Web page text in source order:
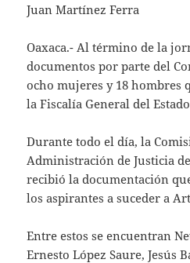
Juan Martínez Ferra
Oaxaca.- Al término de la
documentos por parte del
ocho mujeres y 18 hombres
la Fiscalía General del
Durante todo el día, la
Administración de Justicia
recibió la documentación
los aspirantes a suceder a
Entre estos se encuentran
Ernesto López Saure, Jesús